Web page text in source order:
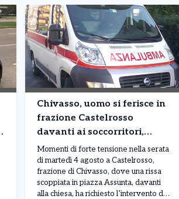
Chivasso, uomo si ferisce in
frazione Castelrosso
davanti ai soccorritori,
intervengono carabinieri e
118
Momenti di forte tensione nella serata
di martedì 4 agosto a Castelrosso,
frazione di Chivasso, dove una rissa
scoppiata in piazza Assunta, davanti
alla chiesa, ha richiesto l’intervento dei